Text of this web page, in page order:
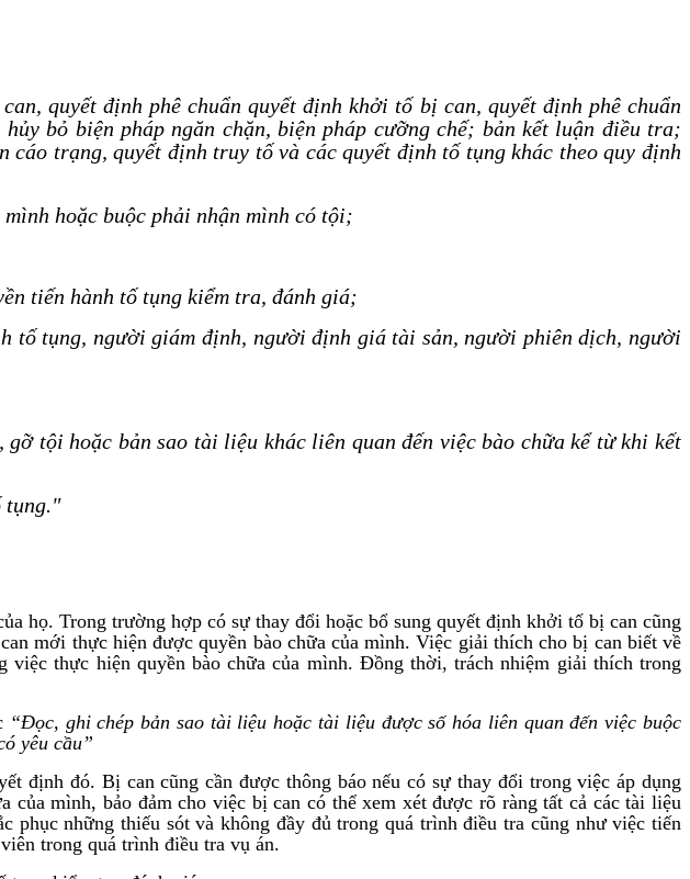
quyết định phê chuẩn quyết định khởi tố bị can, quyết định phê chuẩn
bỏ biện pháp ngăn chặn, biện pháp cưỡng chế; bản kết luận điều tra;
trạng, quyết định truy tố và các quyết định tố tụng khác theo quy định
hoặc buộc phải nhận mình có tội;
tiến hành tố tụng kiểm tra, đánh giá;
tố tụng, người giám định, người định giá tài sản, người phiên dịch, người
tội hoặc bản sao tài liệu khác liên quan đến việc bào chữa kể từ khi kết
tụng."
họ. Trong trường hợp có sự thay đổi hoặc bổ sung quyết định khởi tố bị can cũng
mới thực hiện được quyền bào chữa của mình. Việc giải thích cho bị can biết về
thực hiện quyền bào chữa của mình. Đồng thời, trách nhiệm giải thích trong
“Đọc, ghi chép bản sao tài liệu hoặc tài liệu được số hóa liên quan đến việc buộc
yêu cầu”
định đó. Bị can cũng cần được thông báo nếu có sự thay đổi trong việc áp dụng
của mình, bảo đảm cho việc bị can có thể xem xét được rõ ràng tất cả các tài liệu
những thiếu sót và không đầy đủ trong quá trình điều tra cũng như việc tiến
trong quá trình điều tra vụ án.